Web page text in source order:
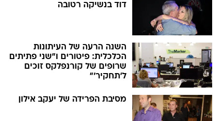
דוד בנשיקה רטובה
השנה הרעה של העיתונות
הכלכלית: פיטורים ו"שני פתיתים
שרופים של קורנפלקס זוכים
ל'תחקיר'"
מסיבת הפרידה של יעקב אילון